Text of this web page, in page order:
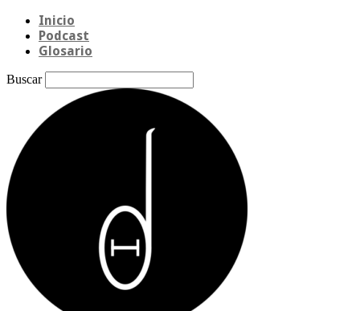
Inicio
Podcast
Glosario
Buscar